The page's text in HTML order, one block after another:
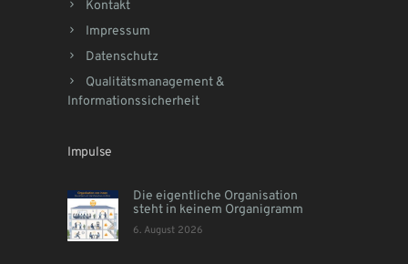
Kontakt
Impressum
Datenschutz
Qualitätsmanagement &
Informationssicherheit
Impulse
Die eigentliche Organisation
steht in keinem Organigramm
6. August 2026